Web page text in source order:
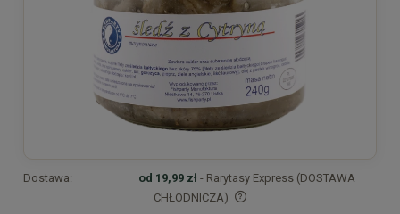
Dostawa: od 19,99 zł - Rarytasy Express (DOSTAWA
CHŁODNICZA)